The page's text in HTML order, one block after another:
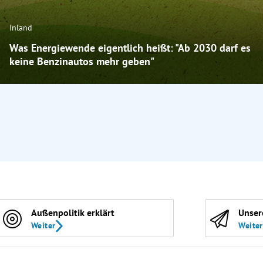
Inland
Was Energiewende eigentlich heißt: "Ab 2030 darf es
keine Benzinautos mehr geben"
Außenpolitik erklärt
Weiter Weiter